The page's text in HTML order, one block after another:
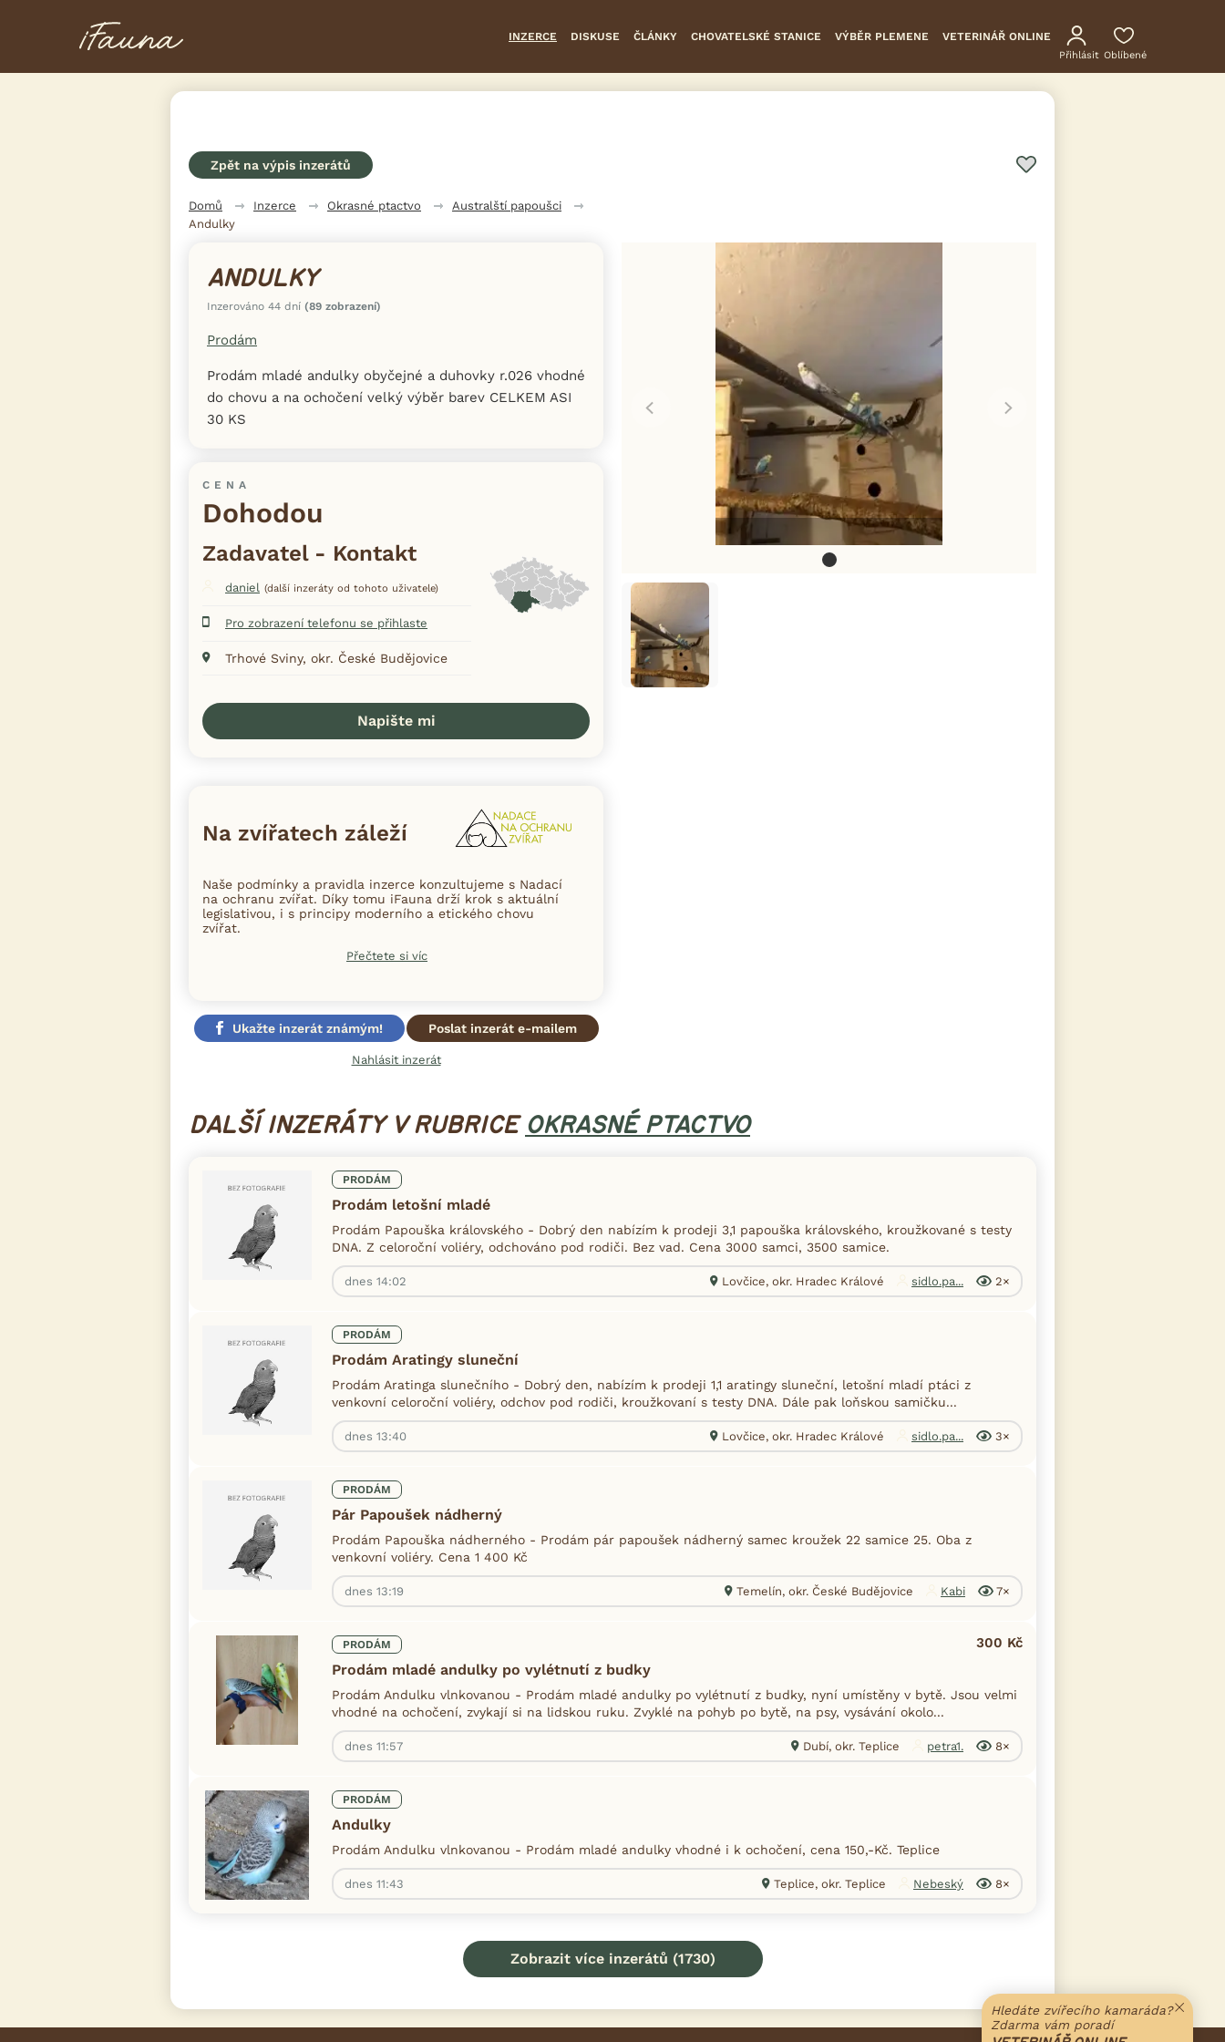
INZERCE DISKUSE ČLÁNKY CHOVATELSKÉ STANICE VÝBĚR PLEMENE VETERINÁŘ ONLINE
Přihlásit Oblíbené
Zpět na výpis inzerátů
Domů Inzerce Okrasné ptactvo
Australští papoušci
Andulky
ANDULKY
Inzerováno 44 dní (89 zobrazení)
Prodám
Prodám mladé andulky obyčejné a duhovky r.026 vhodné
do chovu a na ochočení velký výběr barev CELKEM ASI
30 KS
CENA
Dohodou
Zadavatel - Kontakt
daniel (další inzeráty od tohoto uživatele)
Pro zobrazení telefonu se přihlaste
Trhové Sviny, okr. České Budějovice
Napište mi
Na zvířatech záleží
Naše podmínky a pravidla inzerce konzultujeme s Nadací
na ochranu zvířat. Díky tomu iFauna drží krok s aktuální
legislativou, i s principy moderního a etického chovu
zvířat.
Přečtete si víc
Ukažte inzerát známým! Poslat inzerát e-mailem
Nahlásit inzerát
DALŠÍ INZERÁTY V RUBRICE OKRASNÉ PTACTVO
PRODÁM
Prodám letošní mladé
Prodám Papouška královského - Dobrý den nabízím k prodeji 3,1 papouška královského, kroužkované s testy
DNA. Z celoroční voliéry, odchováno pod rodiči. Bez vad. Cena 3000 samci, 3500 samice.
dnes 14:02 Lovčice, okr. Hradec Králové sidlo.pa... 2×
PRODÁM
Prodám Aratingy sluneční
Prodám Aratinga slunečního - Dobrý den, nabízím k prodeji 1,1 aratingy sluneční, letošní mladí ptáci z
venkovní celoroční voliéry, odchov pod rodiči, kroužkovaní s testy DNA. Dále pak loňskou samičku...
dnes 13:40 Lovčice, okr. Hradec Králové sidlo.pa... 3×
PRODÁM
Pár Papoušek nádherný
Prodám Papouška nádherného - Prodám pár papoušek nádherný samec kroužek 22 samice 25. Oba z
venkovní voliéry. Cena 1 400 Kč
dnes 13:19 Temelín, okr. České Budějovice Kabi 7×
PRODÁM
Prodám mladé andulky po vylétnutí z budky
300 Kč
Prodám Andulku vlnkovanou - Prodám mladé andulky po vylétnutí z budky, nyní umístěny v bytě. Jsou velmi
vhodné na ochočení, zvykají si na lidskou ruku. Zvyklé na pohyb po bytě, na psy, vysávání okolo...
dnes 11:57 Dubí, okr. Teplice petra1. 8×
PRODÁM
Andulky
Prodám Andulku vlnkovanou - Prodám mladé andulky vhodné i k ochočení, cena 150,-Kč. Teplice
dnes 11:43 Teplice, okr. Teplice Nebeský 8×
Zobrazit více inzerátů (1730)
Hledáte zvířecího kamaráda?
Zdarma vám poradí